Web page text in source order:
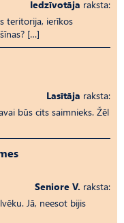
Iedzīvotāja raksta:
teritorija, ierīkos
[…]
Lasītāja raksta:
būs cits saimnieks. Žēl
Seniore V. raksta:
Jā, neesot bijis